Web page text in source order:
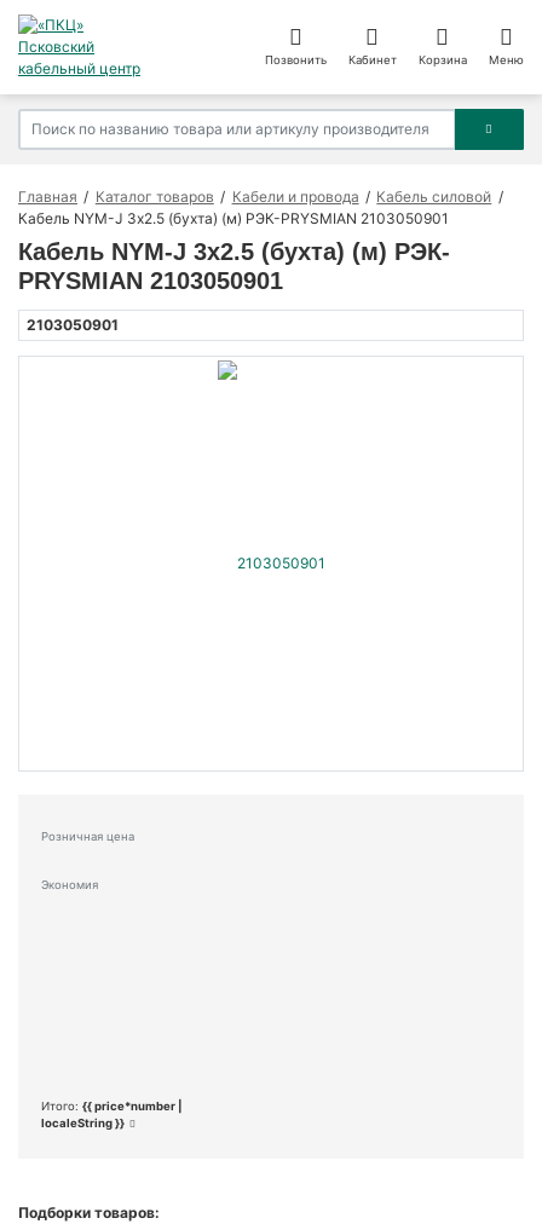
Позвонить Кабинет Корзина Меню
Главная Каталог товаров Кабели и провода
Кабель силовой
Кабель NYM-J 3х2.5 (бухта) (м) РЭК-PRYSMIAN 2103050901
Кабель NYM-J 3х2.5 (бухта) (м) РЭК-
PRYSMIAN 2103050901
2103050901
Розничная цена
Экономия
Итого: {{ price*number |
localeString }}
Подборки товаров: